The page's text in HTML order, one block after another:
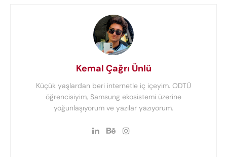
Kemal Çağrı Ünlü
Küçük yaşlardan beri internetle iç içeyim. ODTÜ
öğrencisiyim, Samsung ekosistemi üzerine
yoğunlaşıyorum ve yazılar yazıyorum.